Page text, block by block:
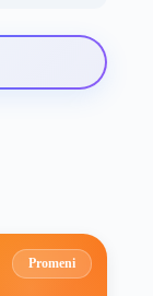
Promeni